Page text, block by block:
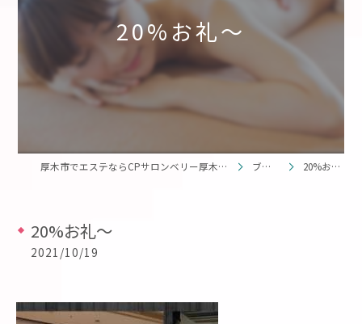
20%お礼〜
厚木市でエステならCPサロンベリー厚木妻田店 ブログ 20%お礼〜
20%お礼〜
2021/10/19